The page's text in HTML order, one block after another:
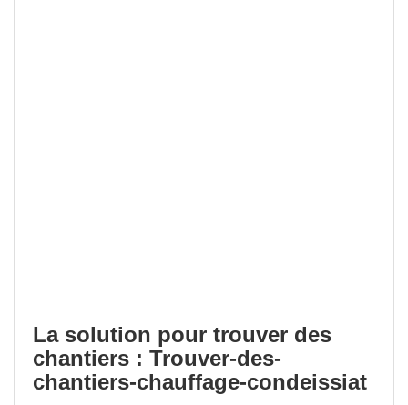
La solution pour trouver des
chantiers : Trouver-des-
chantiers-chauffage-condeissiat